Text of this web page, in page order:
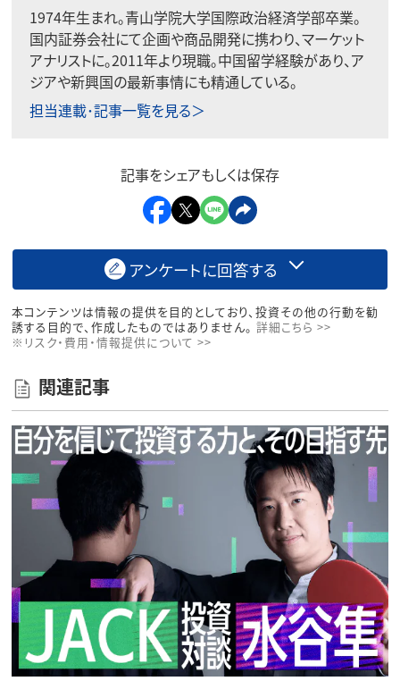
1974年生まれ。青山学院大学国際政治経済学部卒業。
国内証券会社にて企画や商品開発に携わり、マーケット
アナリストに。2011年より現職。中国留学経験があり、ア
ジアや新興国の最新事情にも精通している。
担当連載･記事一覧を見る＞
記事をシェアもしくは保存
アンケートに回答する
本コンテンツは情報の提供を目的としており、投資その他の行動を勧
誘する目的で、作成したものではありません。 詳細こちら >>
※リスク・費用・情報提供について >>
関連記事